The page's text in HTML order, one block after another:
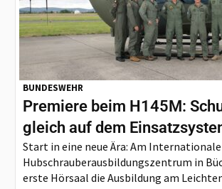
BUNDESWEHR
Premiere beim H145M:
gleich auf dem
Start in eine neue Ära: Am
Hubschrauberausbildungszentrum in
erste Hörsaal die Ausbildung am